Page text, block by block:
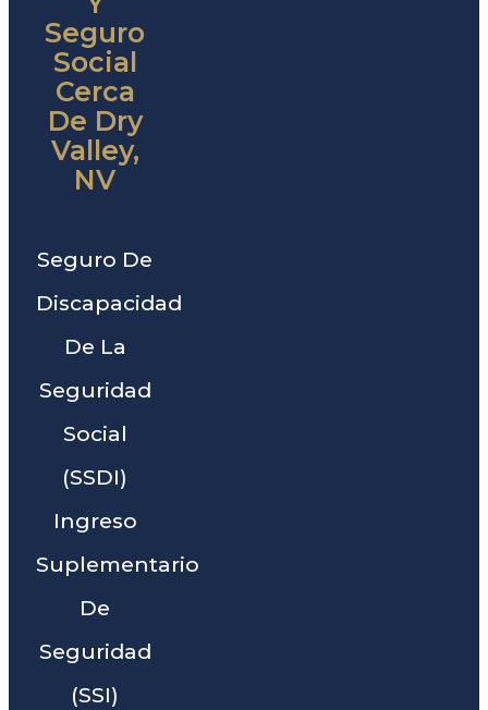
Seguro
Social
Cerca
De Dry
Valley,
NV
Seguro De
Discapacidad
De La
Seguridad
Social
(SSDI)
Ingreso
Suplementario
De
Seguridad
(SSI)